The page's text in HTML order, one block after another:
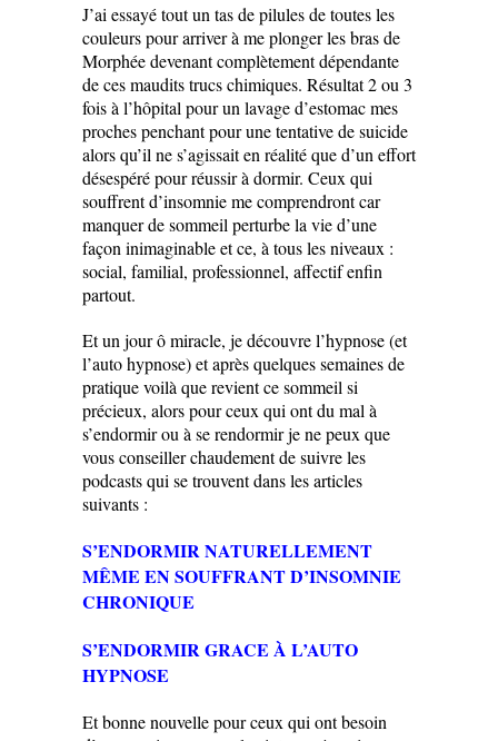
J’ai essayé tout un tas de pilules de toutes les
couleurs pour arriver à me plonger les bras de
Morphée devenant complètement dépendante
de ces maudits trucs chimiques. Résultat 2 ou 3
fois à l’hôpital pour un lavage d’estomac mes
proches penchant pour une tentative de suicide
alors qu’il ne s’agissait en réalité que d’un effort
désespéré pour réussir à dormir. Ceux qui
souffrent d’insomnie me comprendront car
manquer de sommeil perturbe la vie d’une
façon inimaginable et ce, à tous les niveaux :
social, familial, professionnel, affectif enfin
partout.
Et un jour ô miracle, je découvre l’hypnose (et
l’auto hypnose) et après quelques semaines de
pratique voilà que revient ce sommeil si
précieux, alors pour ceux qui ont du mal à
s’endormir ou à se rendormir je ne peux que
vous conseiller chaudement de suivre les
podcasts qui se trouvent dans les articles
suivants :
S’ENDORMIR NATURELLEMENT
MÊME EN SOUFFRANT D’INSOMNIE
CHRONIQUE
S’ENDORMIR GRACE À L’AUTO
HYPNOSE
Et bonne nouvelle pour ceux qui ont besoin